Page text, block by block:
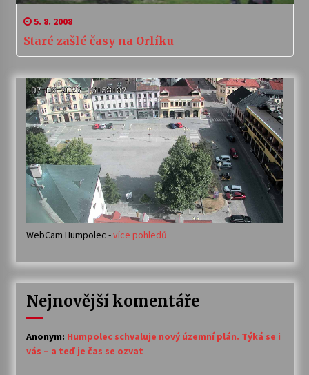
5. 8. 2008
Staré zašlé časy na Orlíku
WebCam Humpolec -více pohledů
Nejnovější komentáře
Anonym: Humpolec schvaluje nový územní plán. Týká se i
vás – a teď je čas se ozvat